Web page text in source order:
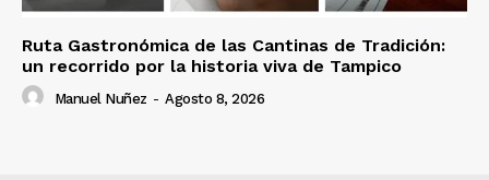
Ruta Gastronómica de las Cantinas de Tradición:
un recorrido por la historia viva de Tampico
Manuel Nuñez - Agosto 8, 2026